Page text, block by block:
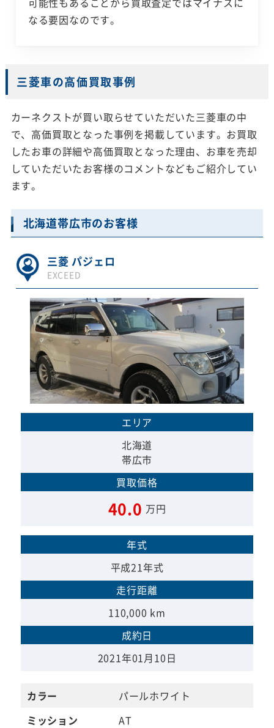
なる要因なのです。
三菱車の高価買取事例
カーネクストが買い取らせていただいた三菱車の中
で、高価買取となった事例を掲載しています。お買取
したお車の詳細や高価買取となった理由、お車を売却
していただいたお客様のコメントなどもご紹介してい
ます。
北海道帯広市のお客様
三菱 パジェロ
EXCEED
エリア
北海道
帯広市
買取価格
40.0 万円
年式
平成21年式
走行距離
110,000 km
成約日
2021年01月10日
カラー
パールホワイト
ミッション
AT